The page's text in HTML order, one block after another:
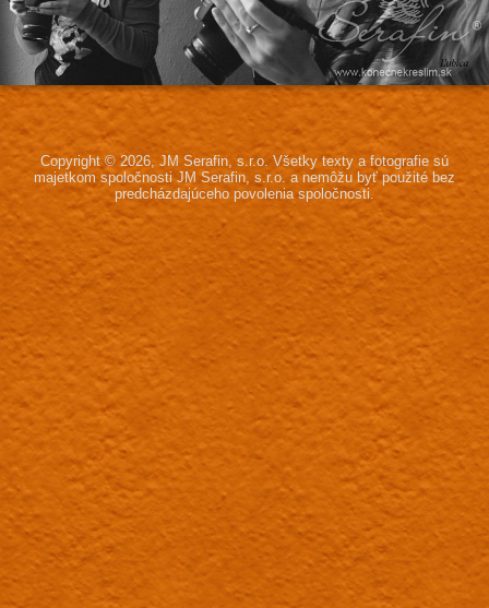
Copyright © 2026, JM Serafin, s.r.o. Všetky texty a fotografie sú
majetkom spoločnosti JM Serafin, s.r.o. a nemôžu byť použité bez
predcházdajúceho povolenia spoločnosti.